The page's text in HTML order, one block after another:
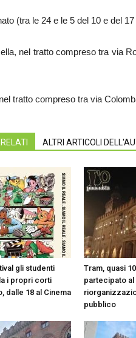
(tra le 24 e le 5 del 10 e del
nel tratto compreso tra via
tratto compreso tra via
ALTRI ARTICOLI
gli studenti
i propri corti
dalle 18 al Cinema
Tram, quasi
partecipato
pubblico